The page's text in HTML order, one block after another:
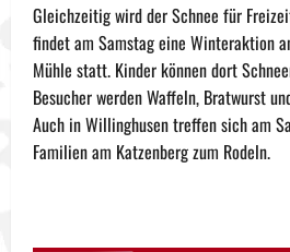
Gleichzeitig wird der Schnee für
findet am Samstag eine Winteraktion
Mühle statt. Kinder können dort
Besucher werden Waffeln, Bratwurst
Auch in Willinghusen treffen sich am
Familien am Katzenberg zum Rodeln.